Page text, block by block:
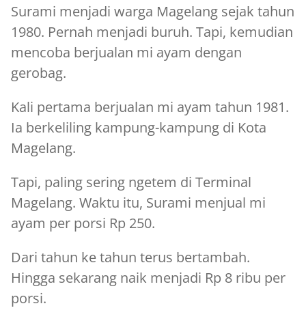
Surami menjadi warga Magelang sejak tahun
1980. Pernah menjadi buruh. Tapi, kemudian
mencoba berjualan mi ayam dengan
gerobag.
Kali pertama berjualan mi ayam tahun 1981.
Ia berkeliling kampung-kampung di Kota
Magelang.
Tapi, paling sering ngetem di Terminal
Magelang. Waktu itu, Surami menjual mi
ayam per porsi Rp 250.
Dari tahun ke tahun terus bertambah.
Hingga sekarang naik menjadi Rp 8 ribu per
porsi.